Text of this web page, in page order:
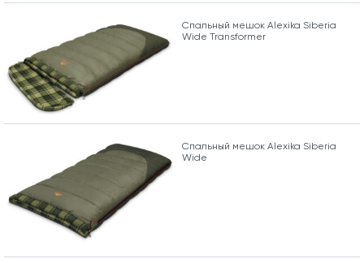
Спальный мешок Alexika Siberia
Wide Transformer
Спальный мешок Alexika Siberia
Wide